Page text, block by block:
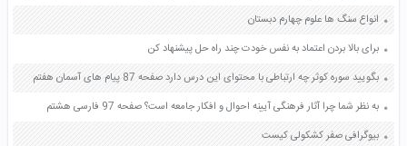
انواع سنگ ها علوم چهارم دبستان
برای بالا بردن اعتماد به نفس خودت چند راه حل پیشنهاد کن
بگویید سوره کوثر چه ارتباطی با محتوای این درس دارد صفحه 87 پیام های آسمان هفتم
به نظر شما چرا آثار فرهنگی آیینه احوال و افکار جامعه است؟ صفحه 97 فارسی هشتم
بیوگرافی صفر کشکولی کیست